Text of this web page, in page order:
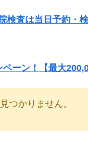
検査は当日予約・
ン！【最大
つかりません。